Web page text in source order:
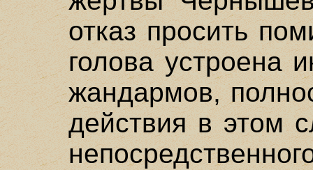
отказ просить
голова устроена
жандармов,
действия в этом